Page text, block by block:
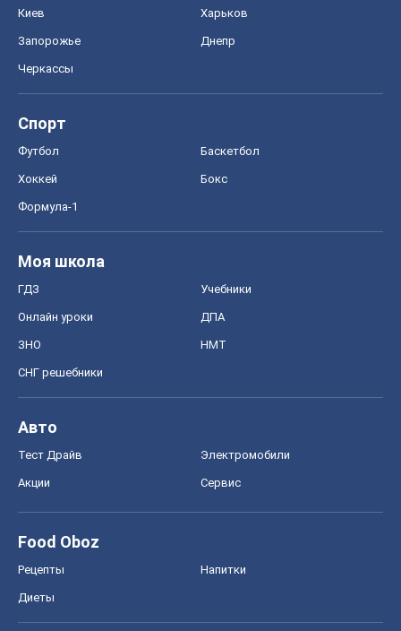
Киев Харьков
Запорожье Днепр
Черкассы
Спорт
Футбол Баскетбол
Хоккей Бокс
Формула-1
Моя школа
ГДЗ Учебники
Онлайн уроки ДПА
ЗНО НМТ
СНГ решебники
Авто
Тест Драйв Электромобили
Акции Сервис
Food Oboz
Рецепты Напитки
Диеты